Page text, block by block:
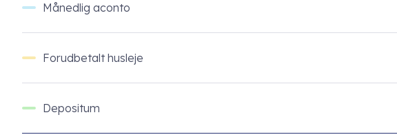
Månedlig aconto
Forudbetalt husleje
Depositum